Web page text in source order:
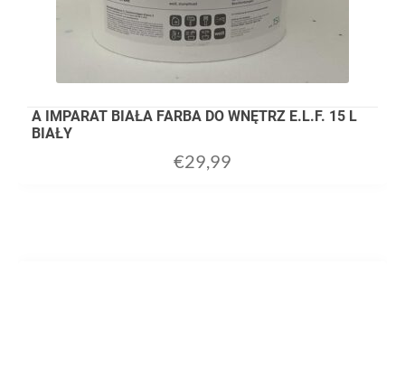
A IMPARAT BIAŁA FARBA DO WNĘTRZ E.L.F. 15 L
BIAŁY
€29,99